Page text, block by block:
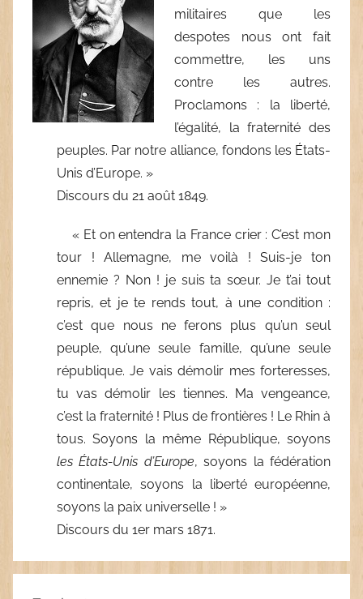
militaires que les
despotes nous ont fait
commettre, les uns
contre les autres.
Proclamons : la liberté,
l’égalité, la fraternité des
peuples. Par notre alliance, fondons les États-
Unis d’Europe. »
Discours du 21 août 1849.
« Et on entendra la France crier : C’est mon
tour ! Allemagne, me voilà ! Suis-je ton
ennemie ? Non ! je suis ta sœur. Je t’ai tout
repris, et je te rends tout, à une condition :
c’est que nous ne ferons plus qu’un seul
peuple, qu’une seule famille, qu’une seule
république. Je vais démolir mes forteresses,
tu vas démolir les tiennes. Ma vengeance,
c’est la fraternité ! Plus de frontières ! Le Rhin à
tous. Soyons la même République, soyons
les États-Unis d’Europe, soyons la fédération
continentale, soyons la liberté européenne,
soyons la paix universelle ! »
Discours du 1er mars 1871.